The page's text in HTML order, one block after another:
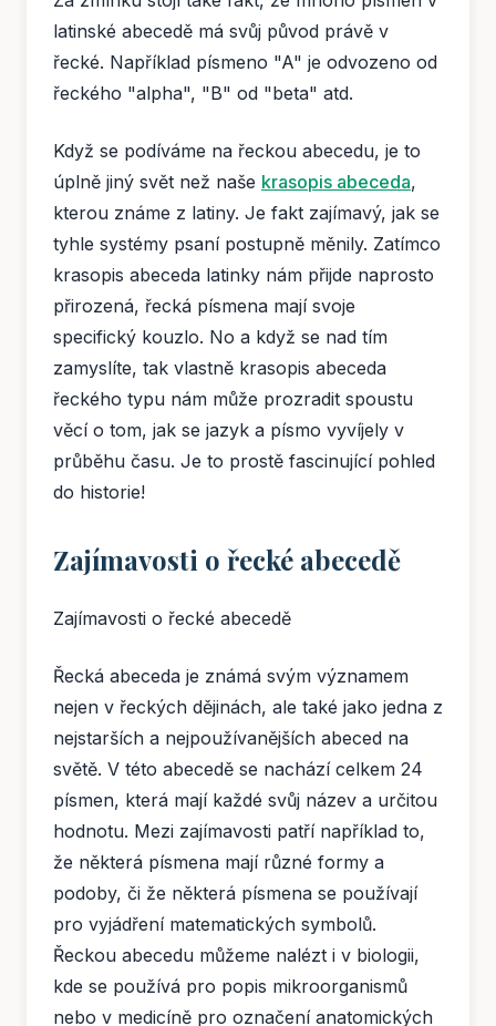
latinské abecedě má svůj původ právě v
řecké. Například písmeno "A" je odvozeno od
řeckého "alpha", "B" od "beta" atd.
Když se podíváme na řeckou abecedu, je to
úplně jiný svět než naše krasopis abeceda,
kterou známe z latiny. Je fakt zajímavý, jak se
tyhle systémy psaní postupně měnily. Zatímco
krasopis abeceda latinky nám přijde naprosto
přirozená, řecká písmena mají svoje
specifický kouzlo. No a když se nad tím
zamyslíte, tak vlastně krasopis abeceda
řeckého typu nám může prozradit spoustu
věcí o tom, jak se jazyk a písmo vyvíjely v
průběhu času. Je to prostě fascinující pohled
do historie!
Zajímavosti o řecké abecedě
Zajímavosti o řecké abecedě
Řecká abeceda je známá svým významem
nejen v řeckých dějinách, ale také jako jedna z
nejstarších a nejpoužívanějších abeced na
světě. V této abecedě se nachází celkem 24
písmen, která mají každé svůj název a určitou
hodnotu. Mezi zajímavosti patří například to,
že některá písmena mají různé formy a
podoby, či že některá písmena se používají
pro vyjádření matematických symbolů.
Řeckou abecedu můžeme nalézt i v biologii,
kde se používá pro popis mikroorganismů
nebo v medicíně pro označení anatomických